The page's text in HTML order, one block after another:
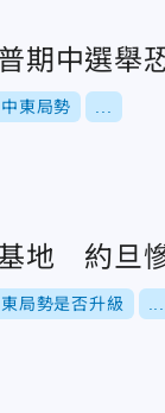
期中選舉
中東局勢
地 約旦
局勢是否升級